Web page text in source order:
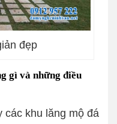
đẹp
gì và những điều
các khu lăng mộ đá